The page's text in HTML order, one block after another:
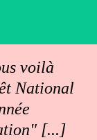
voilà
National
[...]